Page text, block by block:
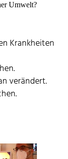
Umwelt?
Krankheiten
verändert.